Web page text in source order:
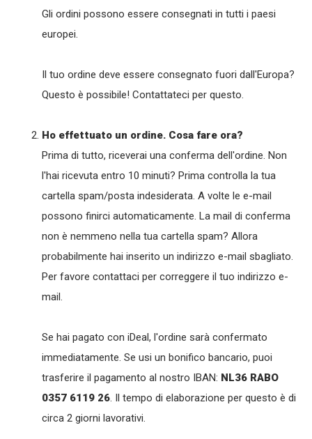
Gli ordini possono essere consegnati in tutti i paesi
europei.
Il tuo ordine deve essere consegnato fuori dall'Europa?
Questo è possibile! Contattateci per questo.
Ho effettuato un ordine. Cosa fare ora?
Prima di tutto, riceverai una conferma dell'ordine. Non
l'hai ricevuta entro 10 minuti? Prima controlla la tua
cartella spam/posta indesiderata. A volte le e-mail
possono finirci automaticamente. La mail di conferma
non è nemmeno nella tua cartella spam? Allora
probabilmente hai inserito un indirizzo e-mail sbagliato.
Per favore contattaci per correggere il tuo indirizzo e-
mail.
Se hai pagato con iDeal, l'ordine sarà confermato
immediatamente. Se usi un bonifico bancario, puoi
trasferire il pagamento al nostro IBAN: NL36 RABO
0357 6119 26. Il tempo di elaborazione per questo è di
circa 2 giorni lavorativi.